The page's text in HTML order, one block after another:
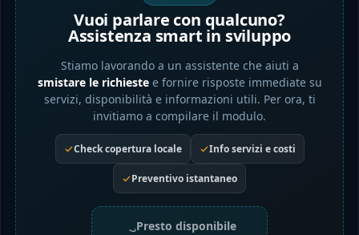
Vuoi parlare con qualcuno?
Assistenza smart in sviluppo
Stiamo lavorando a un assistente che aiuti a
smistare le richiestee fornire risposte immediate su
servizi, disponibilità e informazioni utili. Per ora, ti
invitiamo a compilare il modulo.
Check copertura locale Info servizi e costi
Preventivo istantaneo
Presto disponibile